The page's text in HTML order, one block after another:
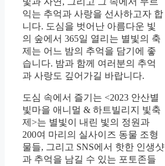
익는 추억과 사랑을 선사하고자 합
니다. 도심을 벗어난 아름다운 빛
의 숲에서 365일 열리는 별빛의 축
제는 어느 밤의 추억을 담기에 좋
습니다. 밤과 함께 여러분의 추억
과 사랑도 깊어가길 바랍니다.
도심 속에서 즐기는 <2023 안산별
빛마을 애니멀 & 하트빌리지 빛축
제>는 별빛이 내린 빛의 정원과
200여 마리의 실사이즈 동물 조형
물들, 그리고 SNS에서 핫한 인생샷
과 추억을 남길 수 있는 포토존들